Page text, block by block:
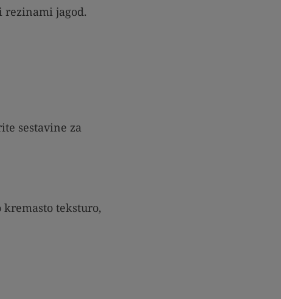
jagod.
sestavine za
teksturo,